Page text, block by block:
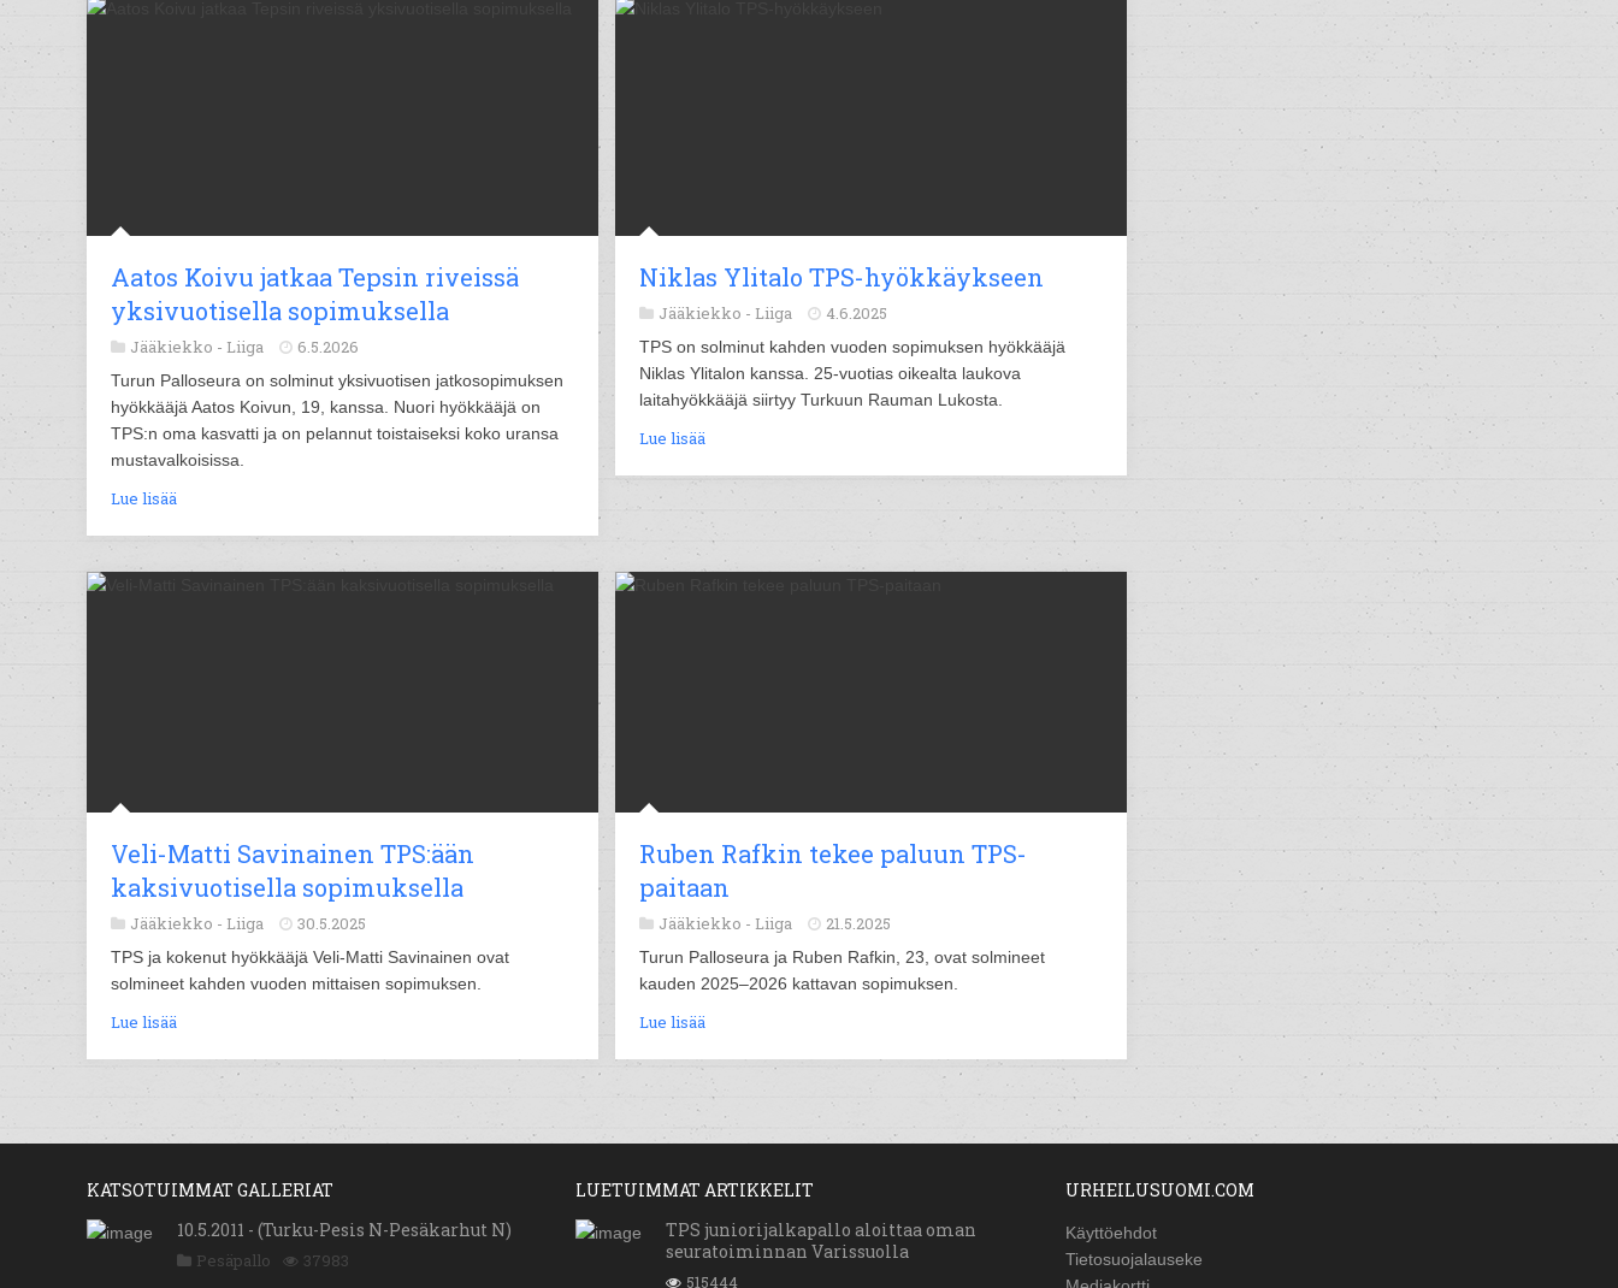
Aatos Koivu jatkaa Tepsin riveissä
yksivuotisella sopimuksella
Jääkiekko - Liiga 6.5.2026
Turun Palloseura on solminut yksivuotisen jatkosopimuksen
hyökkääjä Aatos Koivun, 19, kanssa. Nuori hyökkääjä on
TPS:n oma kasvatti ja on pelannut toistaiseksi koko uransa
mustavalkoisissa.
Lue lisää
Niklas Ylitalo TPS-hyökkäykseen
Jääkiekko - Liiga 4.6.2025
TPS on solminut kahden vuoden sopimuksen hyökkääjä
Niklas Ylitalon kanssa. 25-vuotias oikealta laukova
laitahyökkääjä siirtyy Turkuun Rauman Lukosta.
Lue lisää
Veli-Matti Savinainen TPS:ään
kaksivuotisella sopimuksella
Jääkiekko - Liiga 30.5.2025
TPS ja kokenut hyökkääjä Veli-Matti Savinainen ovat
solmineet kahden vuoden mittaisen sopimuksen.
Lue lisää
Ruben Rafkin tekee paluun TPS-
paitaan
Jääkiekko - Liiga 21.5.2025
Turun Palloseura ja Ruben Rafkin, 23, ovat solmineet
kauden 2025–2026 kattavan sopimuksen.
Lue lisää
KATSOTUIMMAT GALLERIAT
10.5.2011 - (Turku-Pesis N-Pesäkarhut N)
Pesäpallo 37983
LUETUIMMAT ARTIKKELIT
TPS juniorijalkapallo aloittaa oman
seuratoiminnan Varissuolla
515444
URHEILUSUOMI.COM
Käyttöehdot
Tietosuojalauseke